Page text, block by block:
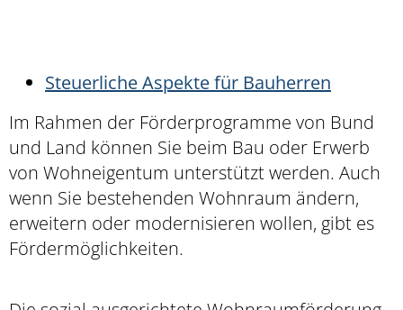
Steuerliche Aspekte für Bauherren
Im Rahmen der Förderprogramme von Bund
und Land können Sie beim Bau oder Erwerb
von Wohneigentum unterstützt werden. Auch
wenn Sie bestehenden Wohnraum ändern,
erweitern oder modernisieren wollen, gibt es
Fördermöglichkeiten.